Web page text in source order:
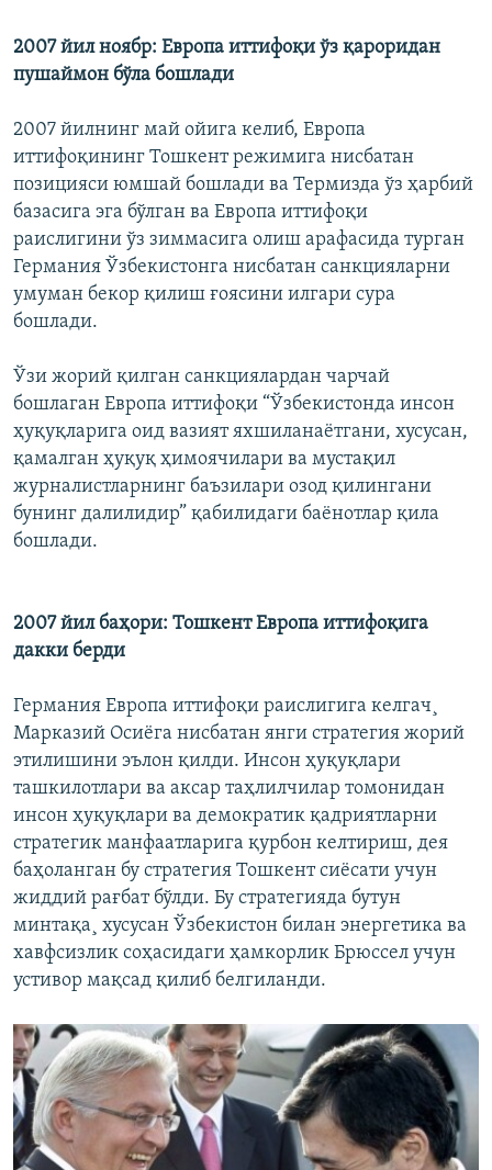
2007 йил ноябр: Европа иттифоқи ўз қароридан
пушаймон бўла бошлади
2007 йилнинг май ойига келиб, Европа
иттифоқининг Тошкент режимига нисбатан
позицияси юмшай бошлади ва Термизда ўз ҳарбий
базасига эга бўлган ва Европа иттифоқи
раислигини ўз зиммасига олиш арафасида турган
Германия Ўзбекистонга нисбатан санкцияларни
умуман бекор қилиш ғоясини илгари сура
бошлади.
Ўзи жорий қилган санкциялардан чарчай
бошлаган Европа иттифоқи “Ўзбекистонда инсон
ҳуқуқларига оид вазият яхшиланаётгани, хусусан,
қамалган ҳуқуқ ҳимоячилари ва мустақил
журналистларнинг баъзилари озод қилингани
бунинг далилидир” қабилидаги баёнотлар қила
бошлади.
2007 йил баҳори: Тошкент Европа иттифоқига
дакки берди
Германия Европа иттифоқи раислигига келгач¸
Марказий Осиёга нисбатан янги стратегия жорий
этилишини эълон қилди. Инсон ҳуқуқлари
ташкилотлари ва аксар таҳлилчилар томонидан
инсон ҳуқуқлари ва демократик қадриятларни
стратегик манфаатларига қурбон келтириш, дея
баҳоланган бу стратегия Тошкент сиëсати учун
жиддий рағбат бўлди. Бу стратегияда бутун
минтақа¸ хусусан Ўзбекистон билан энергетика ва
хавфсизлик соҳасидаги ҳамкорлик Брюссел учун
устивор мақсад қилиб белгиланди.